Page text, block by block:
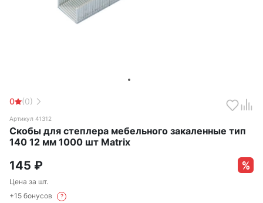
0 (0)
Артикул 41312
Скобы для степлера мебельного закаленные тип
140 12 мм 1000 шт Matrix
145 ₽
Цена за шт.
+15 бонусов
?